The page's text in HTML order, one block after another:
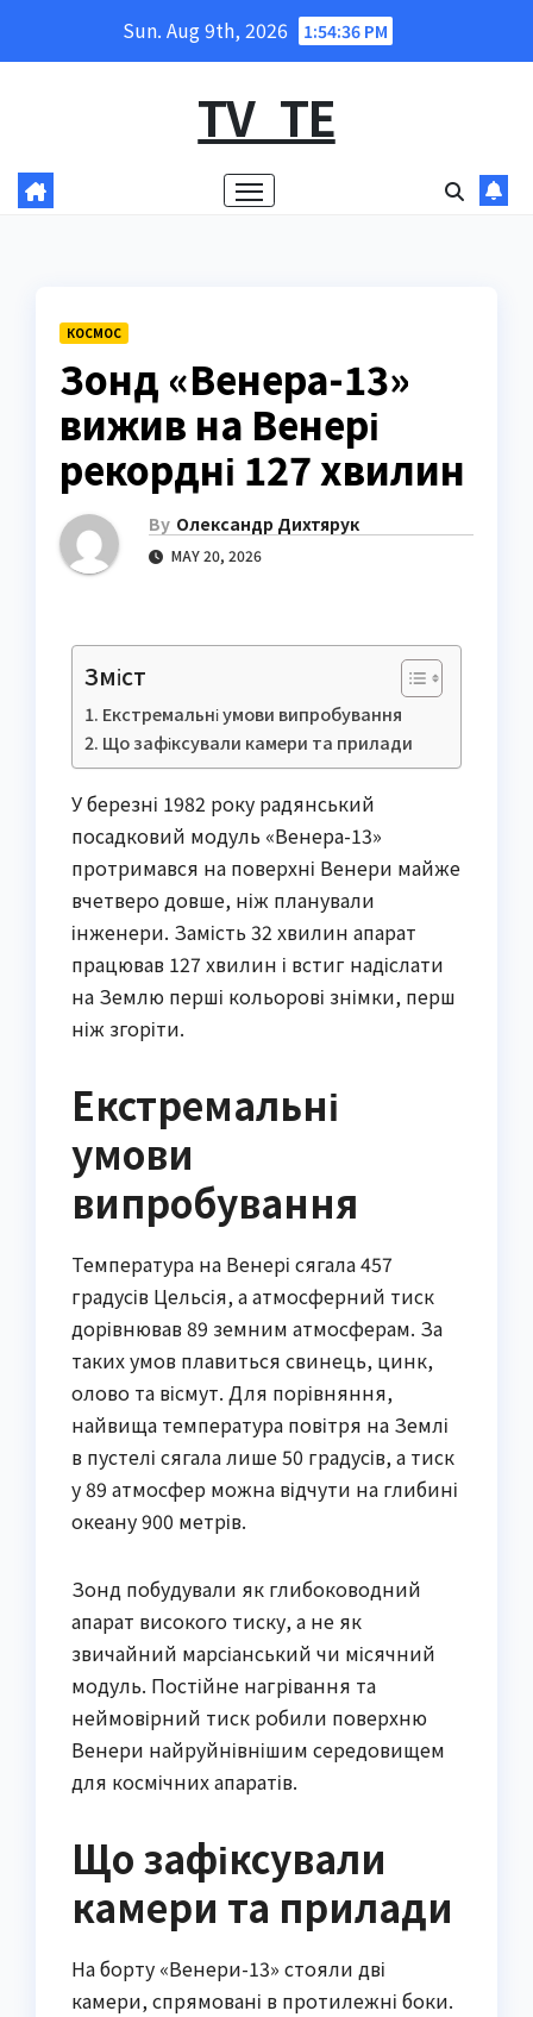
Sun. Aug 9th, 2026 1:54:37 PM
TV_TE
КОСМОС
Зонд «Венера-13»
вижив на Венері
рекордні 127 хвилин
By Олександр Дихтярук
MAY 20, 2026
Зміст
Екстремальні умови випробування
Що зафіксували камери та прилади
У березні 1982 року радянський
посадковий модуль «Венера-13»
протримався на поверхні Венери майже
вчетверо довше, ніж планували
інженери. Замість 32 хвилин апарат
працював 127 хвилин і встиг надіслати
на Землю перші кольорові знімки, перш
ніж згоріти.
Екстремальні
умови
випробування
Температура на Венері сягала 457
градусів Цельсія, а атмосферний тиск
дорівнював 89 земним атмосферам. За
таких умов плавиться свинець, цинк,
олово та вісмут. Для порівняння,
найвища температура повітря на Землі
в пустелі сягала лише 50 градусів, а тиск
у 89 атмосфер можна відчути на глибині
океану 900 метрів.
Зонд побудували як глибоководний
апарат високого тиску, а не як
звичайний марсіанський чи місячний
модуль. Постійне нагрівання та
неймовірний тиск робили поверхню
Венери найруйнівнішим середовищем
для космічних апаратів.
Що зафіксували
камери та прилади
На борту «Венери-13» стояли дві
камери, спрямовані в протилежні боки.